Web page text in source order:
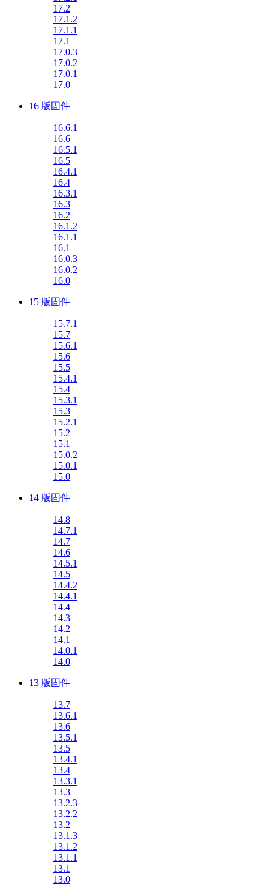
17.2
17.1.2
17.1.1
17.1
17.0.3
17.0.2
17.0.1
17.0
16 版固件
16.6.1
16.6
16.5.1
16.5
16.4.1
16.4
16.3.1
16.3
16.2
16.1.2
16.1.1
16.1
16.0.3
16.0.2
16.0
15 版固件
15.7.1
15.7
15.6.1
15.6
15.5
15.4.1
15.4
15.3.1
15.3
15.2.1
15.2
15.1
15.0.2
15.0.1
15.0
14 版固件
14.8
14.7.1
14.7
14.6
14.5.1
14.5
14.4.2
14.4.1
14.4
14.3
14.2
14.1
14.0.1
14.0
13 版固件
13.7
13.6.1
13.6
13.5.1
13.5
13.4.1
13.4
13.3.1
13.3
13.2.3
13.2.2
13.2
13.1.3
13.1.2
13.1.1
13.1
13.0